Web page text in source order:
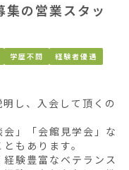
集の営業スタッ
学歴不問
経験者優遇
し、入会して頂くの
」「会館見学会」な
もあります。
験豊富なベテランス